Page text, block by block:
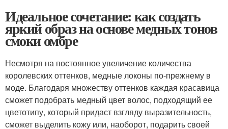
Идеальное сочетание: как создать
яркий образ на основе медных тонов
смоки омбре
Несмотря на постоянное увеличение количества
королевских оттенков, медные локоны по-прежнему в
моде. Благодаря множеству оттенков каждая красавица
сможет подобрать медный цвет волос, подходящий ее
цветотипу, который придаст взгляду выразительность,
сможет выделить кожу или, наоборот, подарить своей